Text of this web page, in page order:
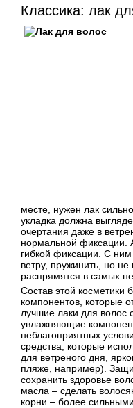
Классика: лак
месте, нужен лак
укладка должна
очертания даже в
нормальной фиксации.
гибкой фиксации. С ним
ветру, пружинить, но
распрямятся в самых
Состав этой
компонентов, которые
лучшие лаки для волос
увлажняющие
неблагоприятных
средства, которые
для ветреного дня,
пляже, например).
сохранить здоровье
масла – сделать
корни – более сильными.